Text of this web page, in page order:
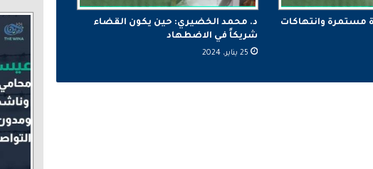
مستمرة وانتهاكات
د. محمد الخضيري: حين يكون القضاء
شريكاً في الاضطهاد
25 يناير، 2024